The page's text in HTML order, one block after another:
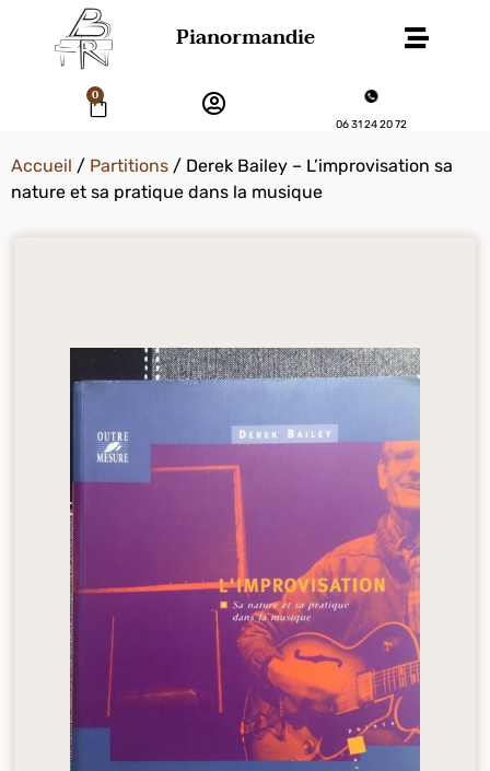
Pianormandie
0
06 31 24 20 72
Accueil / Partitions / Derek Bailey – L’improvisation sa
nature et sa pratique dans la musique